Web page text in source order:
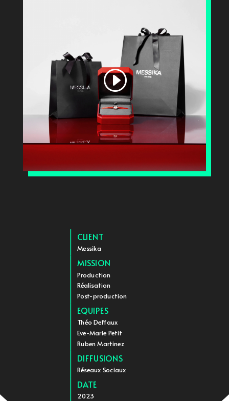
CLIENT
Messika
MISSION
Production
Réalisation
Post-production
EQUIPES
Théo Deffaux
Eve-Marie Petit
Ruben Martinez
DIFFUSIONS
Réseaux Sociaux
DATE
2023